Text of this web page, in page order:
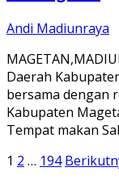
Andi Madiunraya
Daerah
bersama dengan
Kabupaten
Tempat makan
Paginasi
1 2 … 194